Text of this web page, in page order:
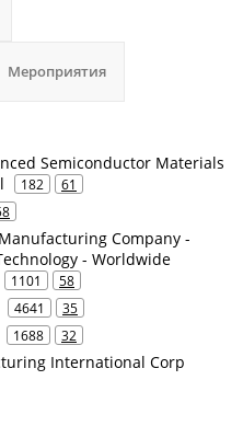
Мероприятия
Semiconductor Materials
182 61
Company -
- Worldwide
1101 58
4641 35
1688 32
International Corp